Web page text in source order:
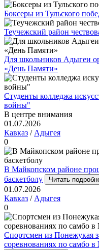
Боксеры из Тульского
Теучежский район
Для школьников Адыгеи
«День Памяти»
Студенты колледжа
войны"
В центре внимания
01.07.2026
Кавказ / Адыгея
0
В Майкопском районе
баскетболу
Читать
01.07.2026
Кавказ / Адыгея
0
Спортсмен из Понежукая
соревнованиях по самбо в